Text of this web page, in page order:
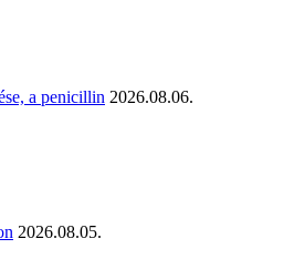
a penicillin 2026.08.06.
2026.08.05.